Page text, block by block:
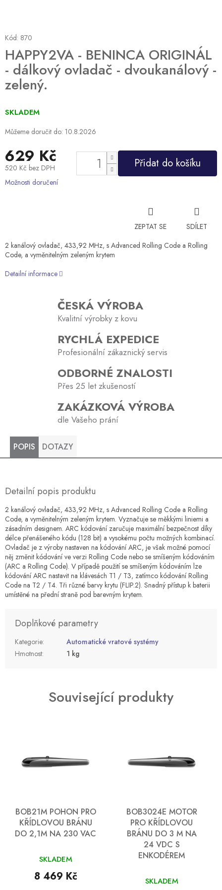
HAPPY2VA - BENINCA ORIGINÁL
- dálkový ovladač - dvoukanálový -
zelený.
Kód: 870
SKLADEM
Můžeme doručit do: 10.8.2026
629 Kč
520 Kč bez DPH
Měrná
Přidat do košíku
Možnosti doručení
ZEPTAT SE
SDÍLET
2 kanálový ovladač, 433,92 MHz, s Advanced Rolling Code a Rolling
Code, a vyměnitelným zeleným krytem
Detailní informace
ČESKÁ VÝROBA
Kvalitní výrobky z kovu
RYCHLÁ EXPEDICE
Profesionální zákaznický servis
ODBORNÉ ZNALOSTI
Přes 25 let zkušeností
ZAKÁZKOVÁ VÝROBA
dle Vašeho prání
POPIS DOTAZY
Detailní popis produktu
2 kanálový ovladač, 433,92 MHz, s Advanced Rolling Code a Rolling
Code, a vyměnitelným zeleným krytem. Vyznačuje se měkkými liniemi a
zásadním designem. ARC kódování zaručuje maximální bezpečnost díky
délce přenášeného kódu (128 bit) a vysokému počtu možných kombinací.
Ovladač je z výroby nastaven na kódování ARC, je však možné pomocí
něj změnit kódování ve verzi Rolling Code nebo se smíšeným kódováním
(ARC a Rolling Code). V případě použití se smíšeným kódováním lze
kódování ARC nastavit na klávesách T1 / T3, zatímco kódování Rolling
Code na T2 / T4. Tři různé barvy krytu (FLIP.2). Snadný přístup k baterii
umístěné na přední straně pod barevným krytem.
Doplňkové parametry
Kategorie:
Automatické vratové systémy
Hmotnost: 1 kg
Související produkty
BOB21M POHON PRO
KŘÍDLOVOU BRÁNU
DO 2,1M NA 230 VAC
SKLADEM
8 469 Kč
BOB3024E MOTOR
PRO KŘÍDLOVOU
BRÁNU DO 3 M NA
24 VDC S
ENKODÉREM
SKLADEM